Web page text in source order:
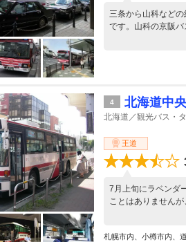
三条から山科など
です。山科の京阪バ
4 北海道中
北海道／観光バス・
王道
7月上旬にラベンダ
ことはありませんが
札幌市内、小樽市内、